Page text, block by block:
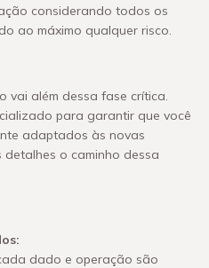
considerando todos os
ao máximo qualquer risco.
vai além dessa fase crítica.
para garantir que você
adaptados às novas
detalhes o caminho dessa
dado e operação são